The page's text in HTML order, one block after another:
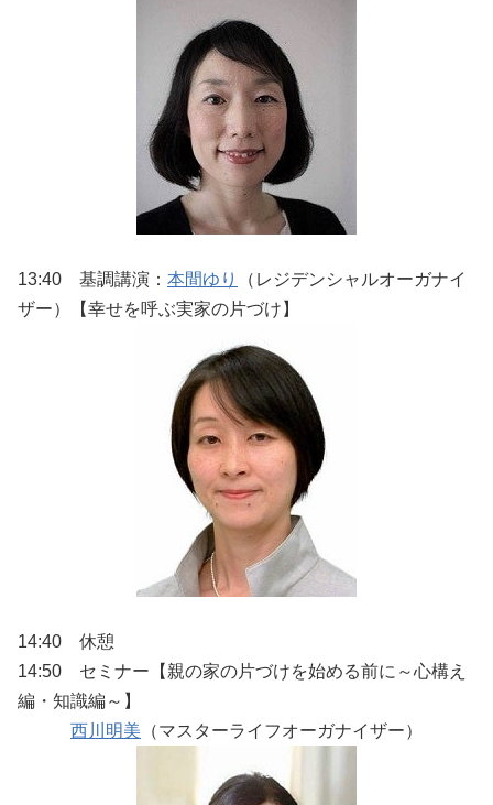
13:40 基調講演： 本間ゆり
（レジデンシャルオーガナイ
ザー）【幸せを呼ぶ実家の片づけ】
14:40 休憩
14:50 セミナー【親の家の片づけを始める前に～心構え
編・知識編～】
西川明美 （マスターライフオーガナイザー）